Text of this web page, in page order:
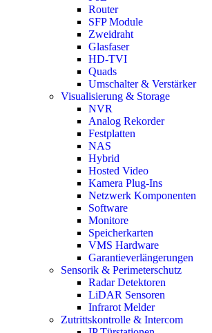
Router
SFP Module
Zweidraht
Glasfaser
HD-TVI
Quads
Umschalter & Verstärker
Visualisierung & Storage
NVR
Analog Rekorder
Festplatten
NAS
Hybrid
Hosted Video
Kamera Plug-Ins
Netzwerk Komponenten
Software
Monitore
Speicherkarten
VMS Hardware
Garantieverlängerungen
Sensorik & Perimeterschutz
Radar Detektoren
LiDAR Sensoren
Infrarot Melder
Zutrittskontrolle & Intercom